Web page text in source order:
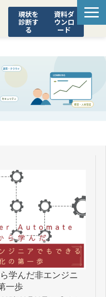
現状を
診断す
る
資料ダ
ウンロ
ード
タル
対応支援
ブログ
学んだ非エンジニ
一歩